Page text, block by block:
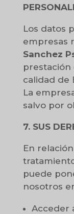
Los datos
empresas
Sanchez
prestación
calidad de
La
salvo por
7. SUS
En
puede
nosotros
Acceder